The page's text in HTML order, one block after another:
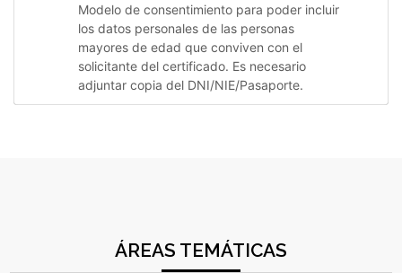
Modelo de consentimiento para poder incluir
los datos personales de las personas
mayores de edad que conviven con el
solicitante del certificado. Es necesario
adjuntar copia del DNI/NIE/Pasaporte.
ÁREAS TEMÁTICAS